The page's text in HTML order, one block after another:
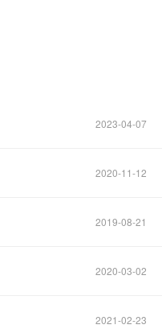
2023-04-07
2020-11-12
2019-08-21
2020-03-02
2021-02-23